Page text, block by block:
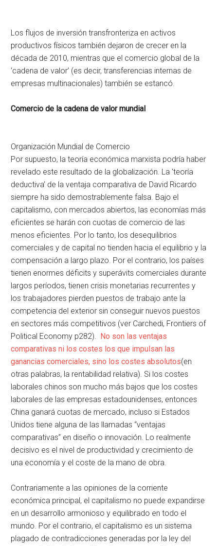
Los flujos de inversión transfronteriza en activos
productivos físicos también dejaron de crecer en la
década de 2010, mientras que el comercio global de la
‘cadena de valor’ (es decir, transferencias internas de
empresas multinacionales) también se estancó.
Comercio de la cadena de valor mundial
Organización Mundial de Comercio
Por supuesto, la teoría económica marxista podría haber
revelado este resultado de la globalización. La ‘teoría
deductiva’ de la ventaja comparativa de David Ricardo
siempre ha sido demostrablemente falsa. Bajo el
capitalismo, con mercados abiertos, las economías más
eficientes se harán con cuotas de comercio de las
menos eficientes. Por lo tanto, los desequilibrios
comerciales y de capital no tienden hacia el equilibrio y la
compensación a largo plazo. Por el contrario, los países
tienen enormes déficits y superávits comerciales durante
largos períodos, tienen crisis monetarias recurrentes y
los trabajadores pierden puestos de trabajo ante la
competencia del exterior sin conseguir nuevos puestos
en sectores más competitivos (ver Carchedi, Frontiers of
Political Economy p282).
No son las ventajas
comparativas ni los costes los que impulsan las
ganancias comerciales, sino los costes absolutos(en
otras palabras, la rentabilidad relativa). Si los costes
laborales chinos son mucho más bajos que los costes
laborales de las empresas estadounidenses, entonces
China ganará cuotas de mercado, incluso si Estados
Unidos tiene alguna de las llamadas “ventajas
comparativas” en diseño o innovación. Lo realmente
decisivo es el nivel de productividad y crecimiento de
una economía y el coste de la mano de obra.
Contrariamente a las opiniones de la corriente
económica principal, el capitalismo no puede expandirse
en un desarrollo armonioso y equilibrado en todo el
mundo. Por el contrario, el capitalismo es un sistema
plagado de contradicciones generadas por la ley del